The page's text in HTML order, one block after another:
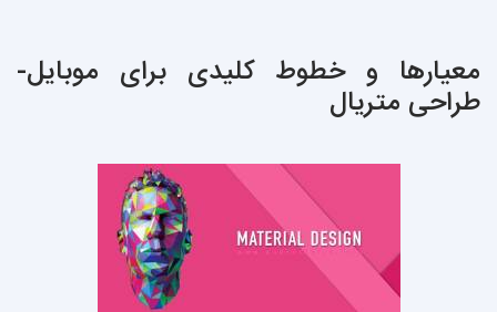
معیارها و خطوط کلیدی برای موبایل-
طراحی متریال